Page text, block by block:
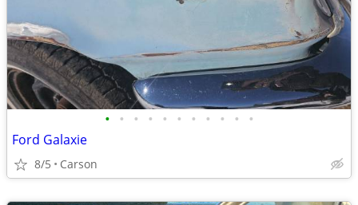
• • • • • • • • • • •
Ford Galaxie
8/5 Carson